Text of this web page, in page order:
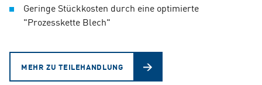
Geringe Stückkosten durch eine optimierte
"Prozesskette Blech"
MEHR ZU TEILEHANDLUNG